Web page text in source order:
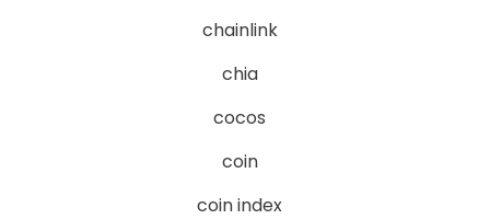
chainlink
chia
cocos
coin
coin index